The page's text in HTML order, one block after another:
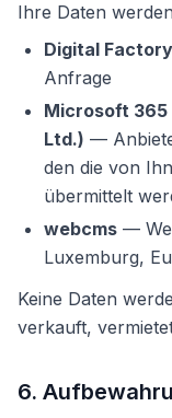
Ihre Daten
Digital
Anfrage
Microsoft
Ltd.) —
den die von
übermittelt
webcms —
Luxemburg,
Keine Daten
verkauft,
6.